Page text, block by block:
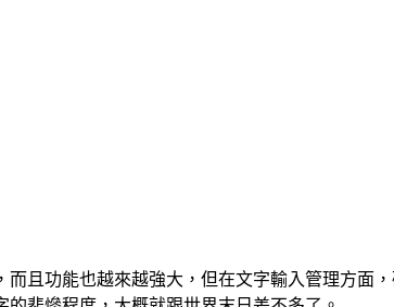
且功能也越來越強大，但在文字輸入管理方面